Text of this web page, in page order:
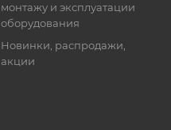
монтажу и эксплуатации
оборудования
Новинки, распродажи,
акции